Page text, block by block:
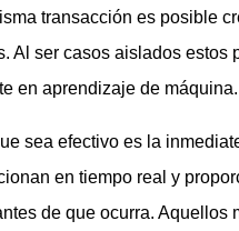
transacción es posible
Al ser casos aislados estos
en aprendizaje de máquina.
sea efectivo es la
en tiempo real y
de que ocurra. Aquellos